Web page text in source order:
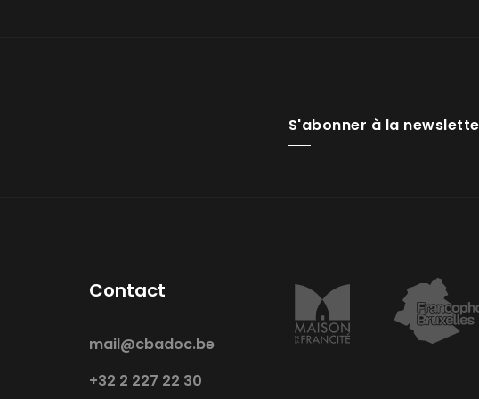
S'abonner à la
Contact
mail@cbadoc.be
+32 2 227 22 30